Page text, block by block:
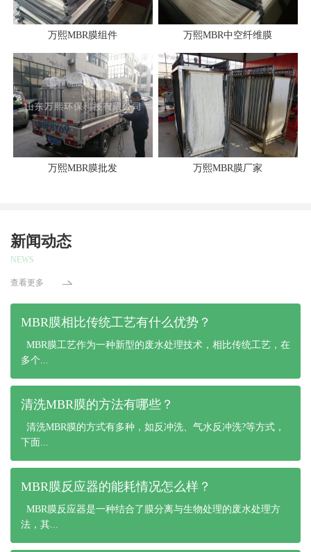
万熙MBR膜组件 万熙MBR中空纤维膜
万熙MBR膜批发 万熙MBR膜厂家
新闻动态
NEWS
查看更多
MBR膜相比传统工艺有什么优势？
MBR膜工艺作为一种新型的废水处理技术，相比传统工艺，在
多个...
清洗MBR膜的方法有哪些？
清洗MBR膜的方式有多种，如反冲洗、气水反冲洗?等方式，
下面...
MBR膜反应器的能耗情况怎么样？
MBR膜反应器是一种结合了膜分离与生物处理的废水处理方
法，其...